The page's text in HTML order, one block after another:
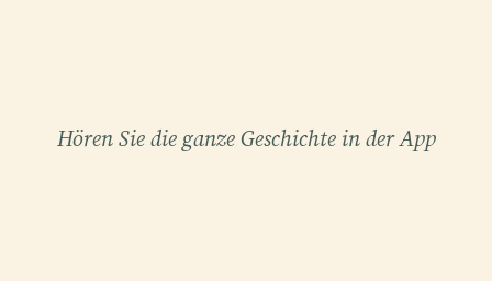
Hören Sie die ganze Geschichte in der App